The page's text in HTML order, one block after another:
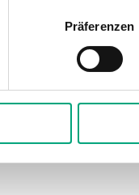
Präferenzen